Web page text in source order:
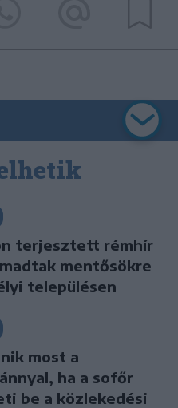
terjesztett rémhír
mentősökre
településen
most a
ha a sofőr
be a közlekedési